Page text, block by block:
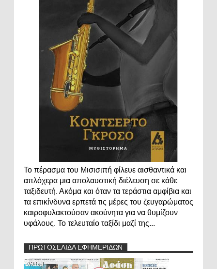
Το πέρασμα του Μισισιπή φίλευε αισθαντικά και
απλόχερα μια απολαυστική διέλευση σε κάθε
ταξιδευτή. Ακόμα και όταν τα τεράστια αμφίβια και
τα επικίνδυνα ερπετά τις μέρες του ζευγαρώματος
καιροφυλακτούσαν ακούνητα για να θυμίζουν
υφάλους. Το τελευταίο ταξίδι μαζί της...
ΠΡΩΤΟΣΕΛΙΔΑ ΕΦΗΜΕΡΙΔΩΝ